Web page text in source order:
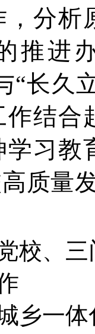
分析
推进
“长久
结合
习教
质量
校、
乡一